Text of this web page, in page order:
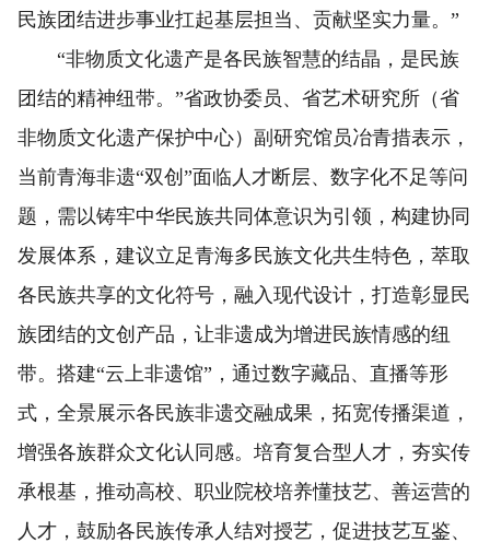
民族团结进步事业扛起基层担当、贡献坚实力量。”
“非物质文化遗产是各民族智慧的结晶，是民族
团结的精神纽带。”省政协委员、省艺术研究所（省
非物质文化遗产保护中心）副研究馆员冶青措表示，
当前青海非遗“双创”面临人才断层、数字化不足等问
题，需以铸牢中华民族共同体意识为引领，构建协同
发展体系，建议立足青海多民族文化共生特色，萃取
各民族共享的文化符号，融入现代设计，打造彰显民
族团结的文创产品，让非遗成为增进民族情感的纽
带。搭建“云上非遗馆”，通过数字藏品、直播等形
式，全景展示各民族非遗交融成果，拓宽传播渠道，
增强各族群众文化认同感。培育复合型人才，夯实传
承根基，推动高校、职业院校培养懂技艺、善运营的
人才，鼓励各民族传承人结对授艺，促进技艺互鉴、